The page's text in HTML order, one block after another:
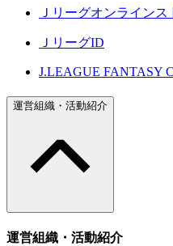
Ｊリーグオンラインス
ＪリーグID
J.LEAGUE FANTASY
運営組織・活動紹介
運営組織・活動紹介